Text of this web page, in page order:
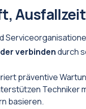
verbindendurch
präventive
Techniker
basieren.